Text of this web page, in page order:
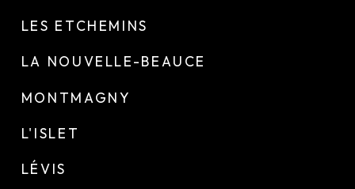
LES ETCHEMINS
LA NOUVELLE-BEAUCE
MONTMAGNY
L'ISLET
LÉVIS